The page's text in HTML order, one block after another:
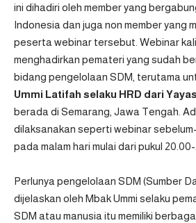
ini dihadiri oleh member yang
Indonesia dan juga non member yang
peserta webinar tersebut. Webinar
menghadirkan pemateri yang sudah
bidang pengelolaan SDM, terutama
Ummi Latifah selaku HRD dari
berada di Semarang, Jawa Tengah.
dilaksanakan seperti webinar
pada malam hari mulai dari pukul 20.00-
Perlunya pengelolaan SDM (Sumber
dijelaskan oleh Mbak Ummi selaku
SDM atau manusia itu memiliki